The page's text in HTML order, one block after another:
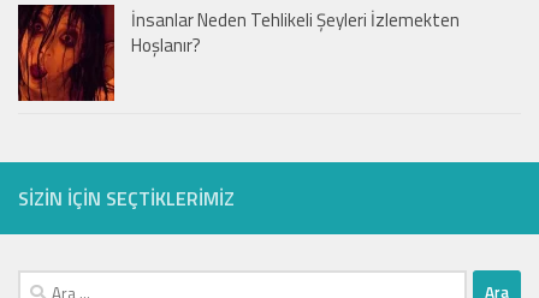
İnsanlar Neden Tehlikeli Şeyleri İzlemekten
Hoşlanır?
SIZIN IÇIN SEÇTIKLERIMIZ
Arama: